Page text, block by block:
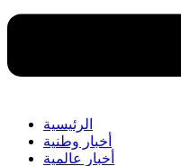
الرئيسية
أخبار وطنية
أخبار عالمية